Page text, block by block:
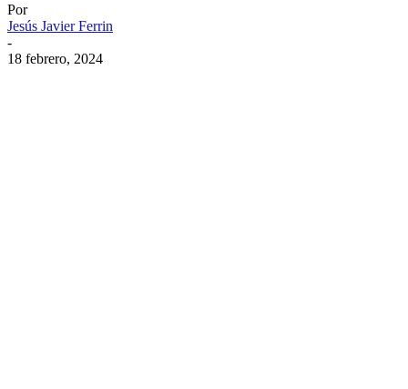
Por
Jesús Javier Ferrin
-
18 febrero, 2024